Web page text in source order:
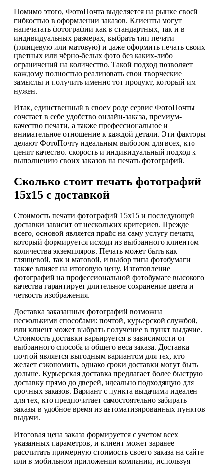
Помимо этого, ФотоПочта выделяется на рынке своей
гибкостью в оформлении заказов. Клиенты могут
напечатать фотографии как в стандартных, так и в
индивидуальных размерах, выбрать тип печати
(глянцевую или матовую) и даже оформить печать своих
цветных или чёрно-белых фото без каких-либо
ограничений на количество. Такой подход позволяет
каждому полностью реализовать свои творческие
замыслы и получить именно тот продукт, который им
нужен.
Итак, единственный в своем роде сервис ФотоПочты
сочетает в себе удобство онлайн-заказа, премиум-
качество печати, а также профессиональное и
внимательное отношение к каждой детали. Эти факторы
делают ФотоПочту идеальным выбором для всех, кто
ценит качество, скорость и индивидуальный подход к
выполнению своих заказов на печать фотографий.
Сколько стоит печать фотографий
15х15 с доставкой
Стоимость печати фотографий 15х15 и последующей
доставки зависит от нескольких критериев. Прежде
всего, основой является прайс на саму услугу печати,
который формируется исходя из выбранного клиентом
количества экземпляров. Печать может быть как
глянцевой, так и матовой, и выбор типа фотобумаги
также влияет на итоговую цену. Изготовление
фотографий на профессиональной фотобумаге высокого
качества гарантирует длительное сохранение цвета и
четкость изображения.
Доставка заказанных фотографий возможна
несколькими способами: почтой, курьерской службой,
или клиент может выбрать получение в пункт выдачие.
Стоимость доставки варьируется в зависимости от
выбранного способа и общего веса заказа. Доставка
почтой является выгодным вариантом для тех, кто
желает сэкономить, однако сроки доставки могут быть
дольше. Курьерская доставка предлагает более быструю
доставку прямо до дверей, идеально подходящую для
срочных заказов. Вариант с пункта выдачими идеален
для тех, кто предпочитает самостоятельно забирать
заказы в удобное время из автоматизированных пунктов
выдачи.
Итоговая цена заказа формируется с учетом всех
указанных параметров, и клиент может заранее
рассчитать примерную стоимость своего заказа на сайте
или в мобильном приложении компании, используя